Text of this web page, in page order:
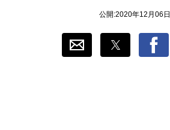
公開:2020年12月06日